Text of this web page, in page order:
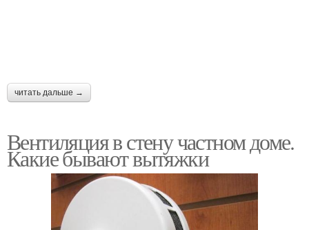
читать дальше →
Вентиляция в стену частном доме.
Какие бывают вытяжки